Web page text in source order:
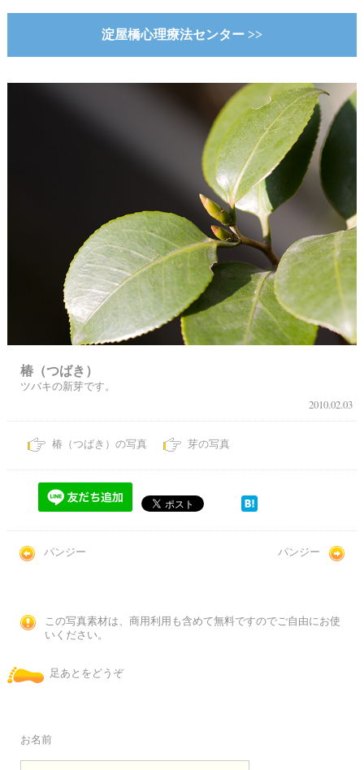
淀屋橋心理療法センター >>
椿（つばき）
ツバキの新芽です。
2010.02.03
椿（つばき）の写真 芽の写真
パンジー パンジー
この写真素材は、商用利用も含めて無料ですのでご自由にお使
いください。
足あとをどうぞ
お名前